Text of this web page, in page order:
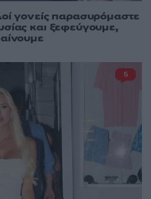
γονείς παρασυρόμαστε
και ξεφεύγουμε,
5